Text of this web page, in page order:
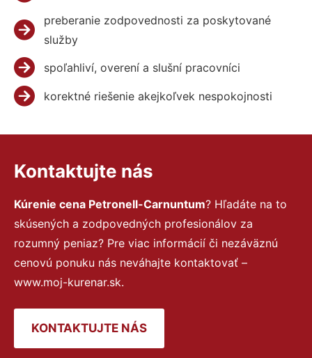
preberanie zodpovednosti za poskytované
služby
spoľahliví, overení a slušní pracovníci
korektné riešenie akejkoľvek nespokojnosti
Kontaktujte nás
Kúrenie cena Petronell-Carnuntum? Hľadáte na to
skúsených a zodpovedných profesionálov za
rozumný peniaz? Pre viac informácií či nezáväznú
cenovú ponuku nás neváhajte kontaktovať –
www.moj-kurenar.sk.
KONTAKTUJTE NÁS